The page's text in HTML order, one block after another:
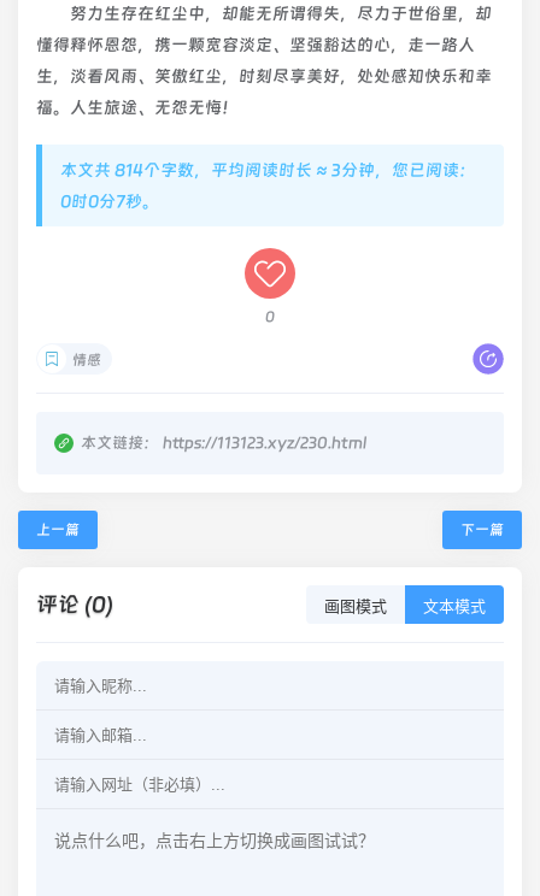
努力生存在红尘中，却能无所谓得失，尽力于世俗里，却
懂得释怀恩怨，携一颗宽容淡定、坚强豁达的心，走一路人
生，淡看风雨、笑傲红尘，时刻尽享美好，处处感知快乐和幸
福。人生旅途、无怨无悔！
本文共 814个字数，平均阅读时长 ≈ 3分钟，您已阅读：
0时0分8秒。
0
情感
本文链接： https://113123.xyz/230.html
上一篇 下一篇
评论 (0) 画图模式 文本模式